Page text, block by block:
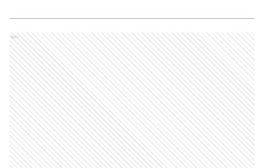
Ads